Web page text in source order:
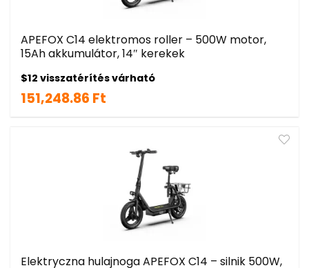
APEFOX C14 elektromos roller – 500W motor,
15Ah akkumulátor, 14″ kerekek
$12 visszatérítés várható
151,248.86 Ft
Elektryczna hulajnoga APEFOX C14 – silnik 500W,